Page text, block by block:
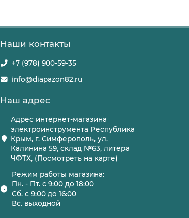
Наши контакты
+7 (978) 900-59-35
info@diapazon82.ru
Наш адрес
Адрес интернет-магазина
электроинструмента Республика
Крым, г. Симферополь, ул.
Калинина 59, склад №63, литера
ЧФТХ, (Посмотреть на карте)
Режим работы магазина:
Пн. - Пт. с 9:00 до 18:00
Сб. с 9:00 до 16:00
Вс. выходной